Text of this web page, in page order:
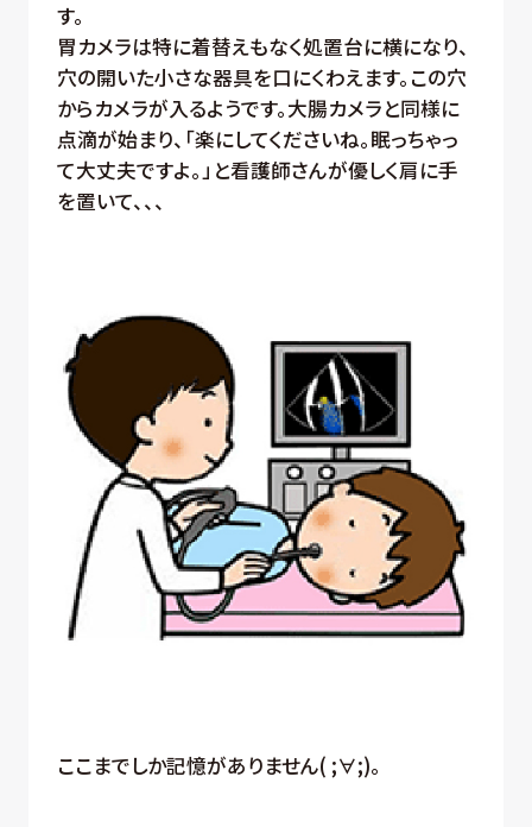
す。
胃カメラは特に着替えもなく処置台に横になり、
穴の開いた小さな器具を口にくわえます。この穴
からカメラが入るようです。大腸カメラと同様に
点滴が始まり、「楽にしてくださいね。眠っちゃっ
て大丈夫ですよ。」と看護師さんが優しく肩に手
を置いて、、、
ここまでしか記憶がありません( ;∀;)。